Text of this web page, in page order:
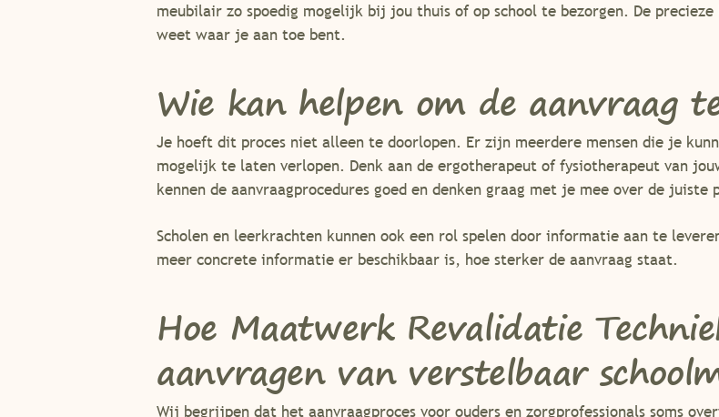
meubilair zo spoedig mogelijk bij jou thuis of op school te bezorgen. De
weet waar je aan toe bent.
Wie kan helpen om de aanvraag
Je hoeft dit proces niet alleen te doorlopen. Er zijn meerdere mensen die je
mogelijk te laten verlopen. Denk aan de ergotherapeut of fysiotherapeut van
kennen de aanvraagprocedures goed en denken graag met je mee over de
Scholen en leerkrachten kunnen ook een rol spelen door informatie aan te
meer concrete informatie er beschikbaar is, hoe sterker de aanvraag staat.
Hoe Maatwerk Revalidatie
aanvragen van verstelbaar
Wij begrijpen dat het aanvraagproces voor ouders en zorgprofessionals soms